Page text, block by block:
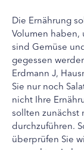
Die Ernährung
Volumen haben,
sind Gemüse
gegessen
Erdmann J,
Sie nur noch
nicht Ihre
sollten zunächst
durchzuführen.
überprüfen Sie